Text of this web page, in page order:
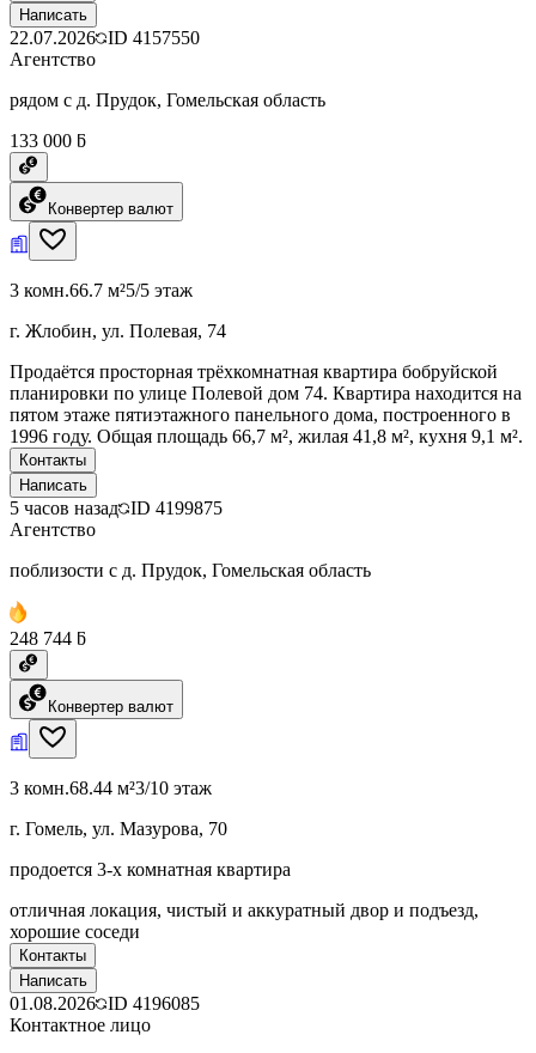
Написать
22.07.2026 ID 4157550
Агентство
рядом с д. Прудок, Гомельская область
133 000 ƃ
Конвертер валют
3 комн.66.7 м²5/5 этаж
г. Жлобин, ул. Полевая, 74
Продаётся просторная трёхкомнатная квартира бобруйской
планировки по улице Полевой дом 74. Квартира находится на
пятом этаже пятиэтажного панельного дома, построенного в
1996 году. Общая площадь 66,7 м², жилая 41,8 м², кухня 9,1 м².
Контакты
Написать
5 часов назад ID 4199875
Агентство
поблизости с д. Прудок, Гомельская область
248 744 ƃ
Конвертер валют
3 комн.68.44 м²3/10 этаж
г. Гомель, ул. Мазурова, 70
продоется 3-х комнатная квартира
отличная локация, чистый и аккуратный двор и подъезд,
хорошие соседи
Контакты
Написать
01.08.2026 ID 4196085
Контактное лицо